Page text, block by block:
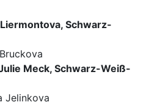
Schwarz-
Meck, Schwarz-Weiß-
Jelinkova